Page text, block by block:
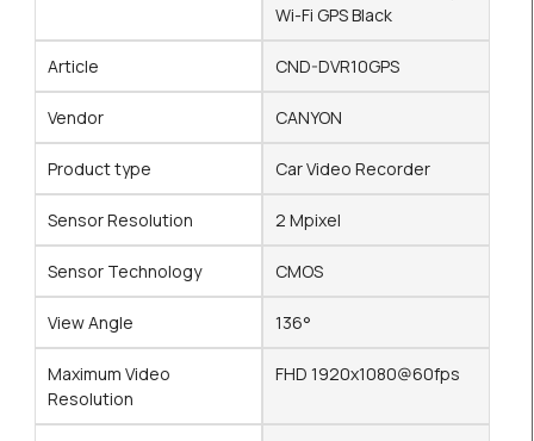
Wi-Fi GPS Black
Article CND-DVR10GPS
Vendor CANYON
Product type Car Video Recorder
Sensor Resolution 2 Mpixel
Sensor Technology CMOS
View Angle 136°
Maximum Video
Resolution
FHD 1920x1080@60fps